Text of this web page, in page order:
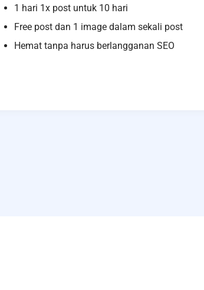
1 hari 1x post untuk 10 hari
Free post dan 1 image dalam sekali post
Hemat tanpa harus berlangganan SEO